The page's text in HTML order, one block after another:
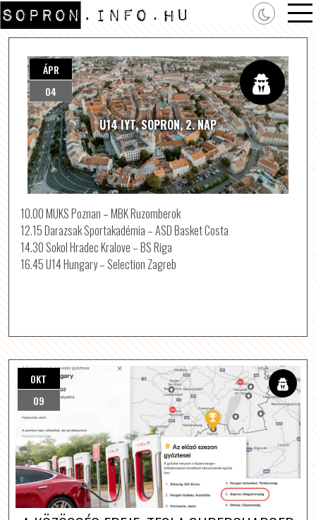
U14 IYT, SOPRON, 2. NAP
ÁPR
04
10.00 MUKS Poznan – MBK Ruzomberok
12.15 Darazsak Sportakadémia – ASD Basket Costa
14.30 Sokol Hradec Kralove – BS Riga
16.45 U14 Hungary – Selection Zagreb
OKT
09